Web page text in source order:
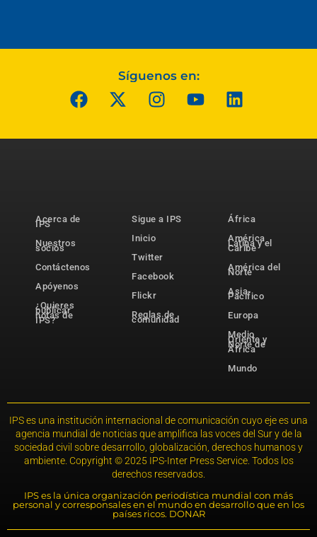
Síguenos en:
Acerca de
IPS
Nuestros
socios
Contáctenos
Apóyenos
¿Quieres
publicar
notas de
IPS?
Sigue a IPS
Inicio
Twitter
Facebook
Flickr
Reglas de
comunidad
África
América
Latina y el
Caribe
América del
Norte
Asia-
Pacífico
Europa
Medio
Oriente y
Norte de
África
Mundo
IPS es una institución internacional de comunicación cuyo eje es una
agencia mundial de noticias que amplifica las voces del Sur y de la
sociedad civil sobre desarrollo, globalización, derechos humanos y
ambiente. Copyright © 2025 IPS-Inter Press Service. Todos los
derechos reservados.
IPS es la única organización periodística mundial con más
personal y corresponsales en el mundo en desarrollo que en los
países ricos. DONAR